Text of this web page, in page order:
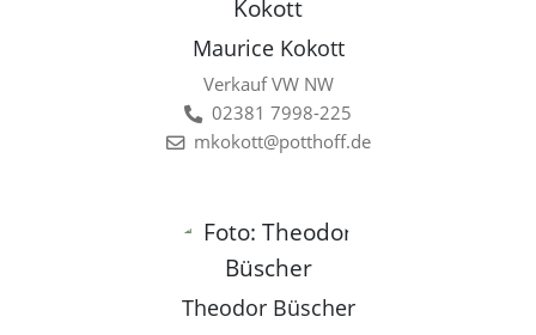
Maurice Kokott
Verkauf VW NW
02381 7998-225
mkokott@potthoff.de
Theodor Büscher